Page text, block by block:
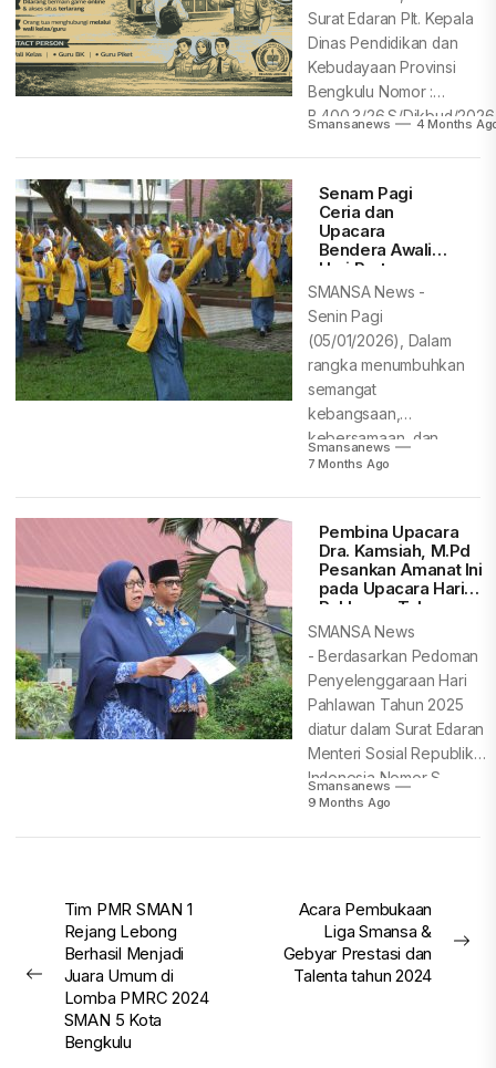
Surat Edaran Plt. Kepala
Dinas Pendidikan dan
Kebudayaan Provinsi
Bengkulu Nomor :
B.400.3/26.S/Dikbud/
Smansanews 4 Months
Senam Pagi
Ceria dan
Upacara
Bendera Awali
Hari Pertama
Masuk Semester
Genap 2026
SMANSA News -
Senin Pagi
(05/01/2026), Dalam
rangka menumbuhkan
semangat
kebangsaan,
kebersamaan, dan
mengawali kegiatan
Smansanews
7 Months Ago
Pembina Upacara
Dra. Kamsiah, M.Pd
Pesankan Amanat Ini
pada Upacara Hari
Pahlawan Tahun
2025
SMANSA News
- Berdasarkan Pedoman
Penyelenggaraan Hari
Pahlawan Tahun 2025
diatur dalam Surat Edaran
Menteri Sosial Republik
Indonesia Nomor S-
816/MS/PB.06.00/10/2025,
Smansanews
9 Months Ago
Post
navigation
Previous
Tim PMR SMAN 1
Rejang Lebong
Berhasil Menjadi
Juara Umum di
Lomba PMRC 2024
SMAN 5 Kota
Bengkulu
Acara Pembukaan
Liga Smansa &
Gebyar Prestasi dan
Talenta tahun 2024